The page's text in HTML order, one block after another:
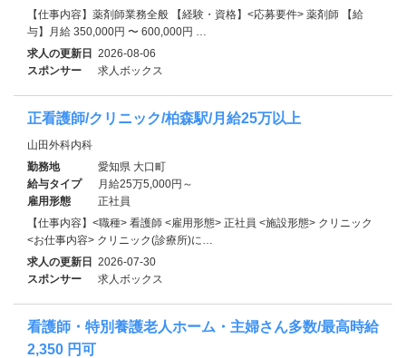
【仕事内容】薬剤師業務全般 【経験・資格】<応募要件> 薬剤師 【給
与】月給 350,000円 〜 600,000円 …
求人の更新日
2026-08-06
スポンサー
求人ボックス
正看護師/クリニック/柏森駅/月給25万以上
山田外科内科
勤務地
愛知県 大口町
給与タイプ
月給25万5,000円～
雇用形態
正社員
【仕事内容】<職種> 看護師 <雇用形態> 正社員 <施設形態> クリニック
<お仕事内容> クリニック(診療所)に…
求人の更新日
2026-07-30
スポンサー
求人ボックス
看護師・特別養護老人ホーム・主婦さん多数/最高時給
2,350 円可